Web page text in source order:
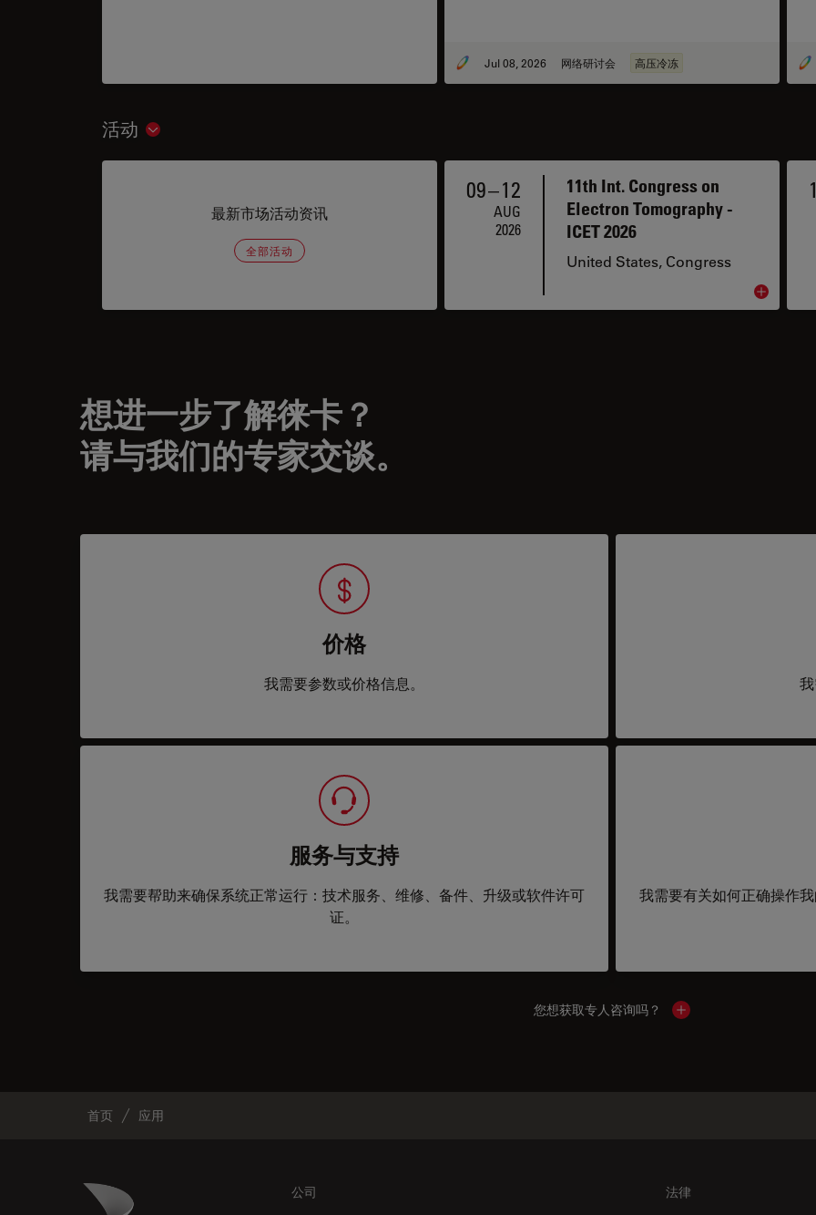
out, serial lift-out, and autogrid-compatible
approaches.
Jul 08, 2026 网络研讨会 高压冷冻
活动 Show subnavigation
最新市场活动资讯
全部活动
09–12
AUG
2026
11th Int. Congress on
Electron Tomography -
ICET 2026
United States, Congress
Read
想进一步了解徕卡？
请与我们的专家交谈。
价格
我需要参数或价格信息。
服务与支持
我需要帮助来确保系统正常运行：技术服务、维修、备件、升级或软件许可
证。
我需要有关如何正确操作
您想获取专人咨询吗？ Show local contacts
首页 应用
Danaher Logo 公司 法律